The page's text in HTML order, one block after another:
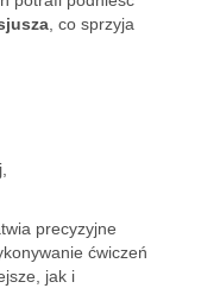
, co sprzyja
precyzyjne
ćwiczeń
jak i